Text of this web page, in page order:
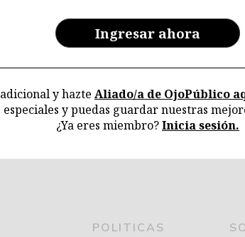
Ingresar ahora
y hazte Aliado/a de OjoPúblico
y puedas guardar nuestras
¿Ya eres miembro?Inicia sesión.
POLITICAS